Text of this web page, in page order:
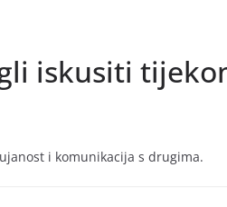
iskusiti
i komunikacija s drugima.